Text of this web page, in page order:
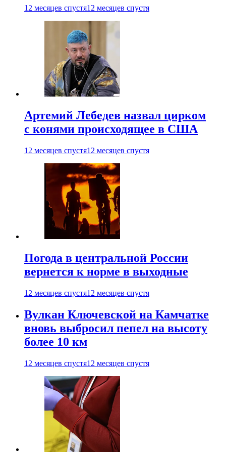
12 месяцев спустя12 месяцев спустя
Артемий Лебедев назвал цирком
с конями происходящее в США
12 месяцев спустя12 месяцев спустя
Погода в центральной России
вернется к норме в выходные
12 месяцев спустя12 месяцев спустя
Вулкан Ключевской на Камчатке
вновь выбросил пепел на высоту
более 10 км
12 месяцев спустя12 месяцев спустя